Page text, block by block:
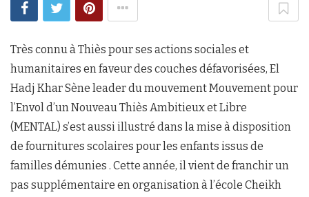
Très connu à Thiès pour ses actions sociales et
humanitaires en faveur des couches défavorisées, El
Hadj Khar Sène leader du mouvement Mouvement pour
l’Envol d’un Nouveau Thiès Ambitieux et Libre
(MENTAL) s’est aussi illustré dans la mise à disposition
de fournitures scolaires pour les enfants issus de
familles démunies . Cette année, il vient de franchir un
pas supplémentaire en organisation à l’école Cheikh